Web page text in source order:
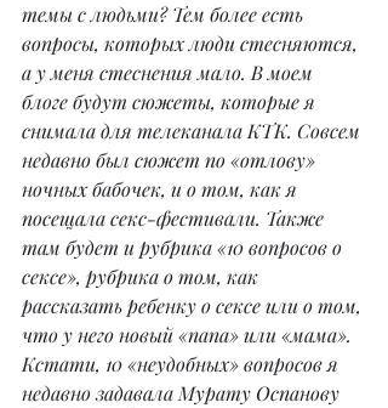
темы с людьми? Тем более есть
вопросы, которых люди стесняются,
а у меня стеснения мало. В моем
блоге будут сюжеты, которые я
снимала для телеканала КТК. Совсем
недавно был сюжет по «отлову»
ночных бабочек, и о том, как я
посещала секс-фестивали. Также
там будет и рубрика «10 вопросов о
сексе», рубрика о том, как
рассказать ребенку о сексе или о том,
что у него новый «папа» или «мама».
Кстати, 10 «неудобных» вопросов я
недавно задавала Мурату Оспанову